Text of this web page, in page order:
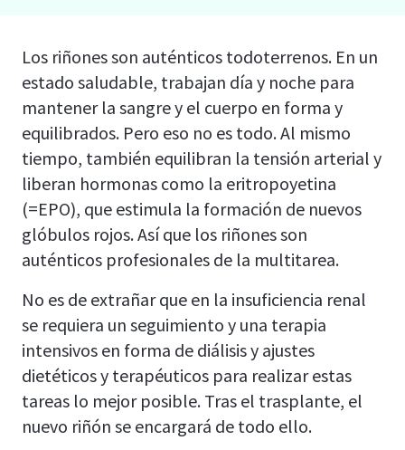
Los riñones son auténticos todoterrenos. En un
estado saludable, trabajan día y noche para
mantener la sangre y el cuerpo en forma y
equilibrados. Pero eso no es todo. Al mismo
tiempo, también equilibran la tensión arterial y
liberan hormonas como la eritropoyetina
(=EPO), que estimula la formación de nuevos
glóbulos rojos. Así que los riñones son
auténticos profesionales de la multitarea.
No es de extrañar que en la insuficiencia renal
se requiera un seguimiento y una terapia
intensivos en forma de diálisis y ajustes
dietéticos y terapéuticos para realizar estas
tareas lo mejor posible. Tras el trasplante, el
nuevo riñón se encargará de todo ello.